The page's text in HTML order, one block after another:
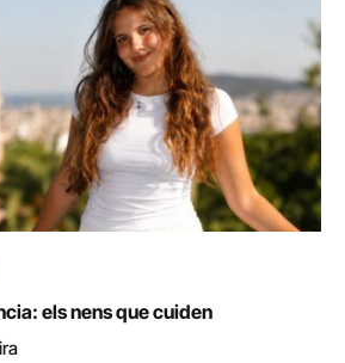
els nens que cuiden